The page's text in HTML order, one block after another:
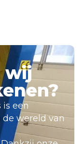
wij
is een
wereld van